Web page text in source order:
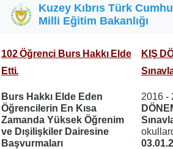
Ana içeriğe atla
Kuzey Kıbrıs Türk
Milli Eğitim Bakanlığı
102 Öğrenci Burs Hakkı Elde
Etti.
Burs Hakkı Elde Eden
Öğrencilerin En Kısa
Zamanda Yüksek Öğrenim
ve Dışilişkiler Dairesine
Başvurmaları
KIŞ
2016 -